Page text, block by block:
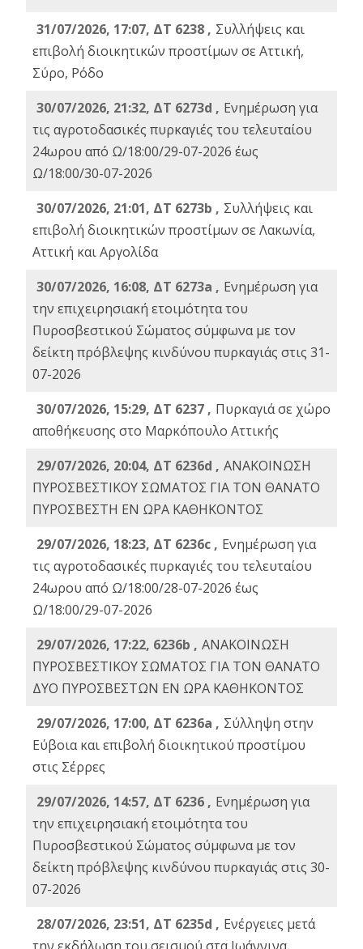
31/07/2026, 17:07, ΔΤ 6238 , Συλλήψεις και
επιβολή διοικητικών προστίμων σε Αττική,
Σύρο, Ρόδο
30/07/2026, 21:32, ΔΤ 6273d , Ενημέρωση για
τις αγροτοδασικές πυρκαγιές του τελευταίου
24ωρου από Ω/18:00/29-07-2026 έως
Ω/18:00/30-07-2026
30/07/2026, 21:01, ΔΤ 6273b , Συλλήψεις και
επιβολή διοικητικών προστίμων σε Λακωνία,
Αττική και Αργολίδα
30/07/2026, 16:08, ΔΤ 6273a , Ενημέρωση για
την επιχειρησιακή ετοιμότητα του
Πυροσβεστικού Σώματος σύμφωνα με τον
δείκτη πρόβλεψης κινδύνου πυρκαγιάς στις 31-
07-2026
30/07/2026, 15:29, ΔΤ 6237 , Πυρκαγιά σε χώρο
αποθήκευσης στο Μαρκόπουλο Αττικής
29/07/2026, 20:04, ΔΤ 6236d , ΑΝΑΚΟΙΝΩΣΗ
ΠΥΡΟΣΒΕΣΤΙΚΟΥ ΣΩΜΑΤΟΣ ΓΙΑ ΤΟΝ ΘΑΝΑΤΟ
ΠΥΡΟΣΒΕΣΤΗ ΕΝ ΩΡΑ ΚΑΘΗΚΟΝΤΟΣ
29/07/2026, 18:23, ΔΤ 6236c , Ενημέρωση για
τις αγροτοδασικές πυρκαγιές του τελευταίου
24ωρου από Ω/18:00/28-07-2026 έως
Ω/18:00/29-07-2026
29/07/2026, 17:22, 6236b , ΑΝΑΚΟΙΝΩΣΗ
ΠΥΡΟΣΒΕΣΤΙΚΟΥ ΣΩΜΑΤΟΣ ΓΙΑ ΤΟΝ ΘΑΝΑΤΟ
ΔΥΟ ΠΥΡΟΣΒΕΣΤΩΝ ΕΝ ΩΡΑ ΚΑΘΗΚΟΝΤΟΣ
29/07/2026, 17:00, ΔΤ 6236a , Σύλληψη στην
Εύβοια και επιβολή διοικητικού προστίμου
στις Σέρρες
29/07/2026, 14:57, ΔΤ 6236 , Ενημέρωση για
την επιχειρησιακή ετοιμότητα του
Πυροσβεστικού Σώματος σύμφωνα με τον
δείκτη πρόβλεψης κινδύνου πυρκαγιάς στις 30-
07-2026
28/07/2026, 23:51, ΔΤ 6235d , Ενέργειες μετά